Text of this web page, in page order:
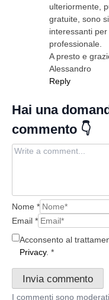
ulteriormente,
gratuite, sono
interessanti
professionale.
A presto e
Alessandro
Reply
Nome *
Email *
Acconsento al
Privacy. *